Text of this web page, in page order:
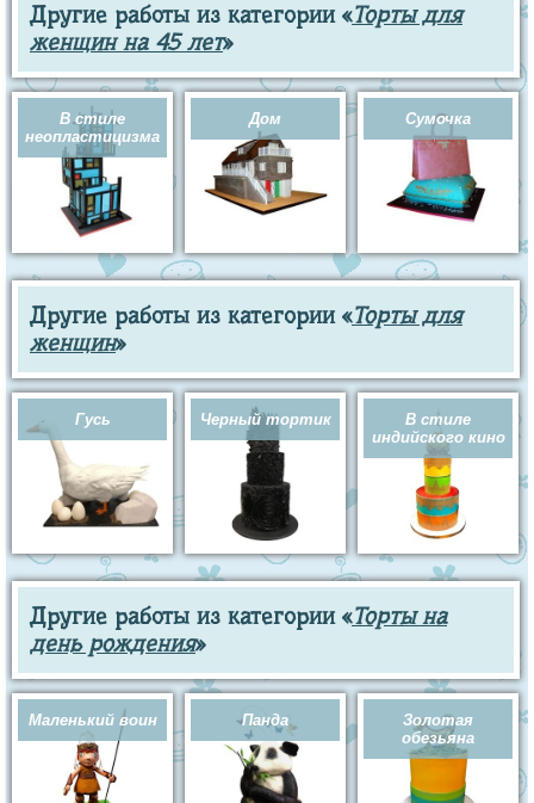
Другие работы из категории «Торты для
женщин на 45 лет»
В стиле
неопластицизма
Дом Сумочка
Другие работы из категории «Торты для
женщин»
Гусь Черный тортик
В стиле
индийского кино
Другие работы из категории «Торты на
день рождения»
Маленький воин Панда
Золотая
обезьяна